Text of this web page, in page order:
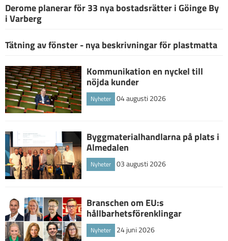
Derome planerar för 33 nya bostadsrätter i Göinge By
i Varberg
Tätning av fönster - nya beskrivningar för plastmatta
Kommunikation en nyckel till
nöjda kunder
Nyheter 04 augusti 2026
Byggmaterialhandlarna på plats i
Almedalen
Nyheter 03 augusti 2026
Branschen om EU:s
hållbarhetsförenklingar
Nyheter 24 juni 2026